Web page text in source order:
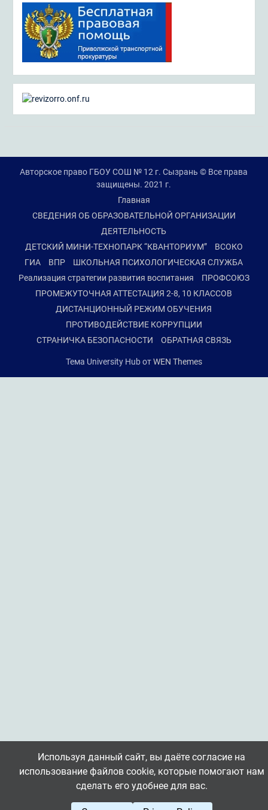
Авторское право ГБОУ СОШ № 12 г. Сызрань © Все права
защищены. 2021 г.
Главная
СВЕДЕНИЯ ОБ ОБРАЗОВАТЕЛЬНОЙ ОРГАНИЗАЦИИ
ДЕЯТЕЛЬНОСТЬ
ДЕТСКИЙ МИНИ-ТЕХНОПАРК “КВАНТОРИУМ”
ВСОКО
ГИА
ВПР
ШКОЛЬНАЯ ПСИХОЛОГИЧЕСКАЯ СЛУЖБА
Реализация стратегии развития воспитания
ПРОФСОЮЗ
ПРОМЕЖУТОЧНАЯ АТТЕСТАЦИЯ 2-8, 10 КЛАССОВ
ДИСТАНЦИОННЫЙ РЕЖИМ ОБУЧЕНИЯ
ПРОТИВОДЕЙСТВИЕ КОРРУПЦИИ
СТРАНИЧКА БЕЗОПАСНОСТИ
ОБРАТНАЯ СВЯЗЬ
Тема University Hub отWEN Themes
Используя данный сайт, вы даёте согласие на
использование файлов cookie, которые помогают нам
сделать его удобнее для вас.